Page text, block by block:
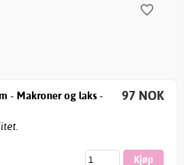
- Makroner og laks -
97 NOK